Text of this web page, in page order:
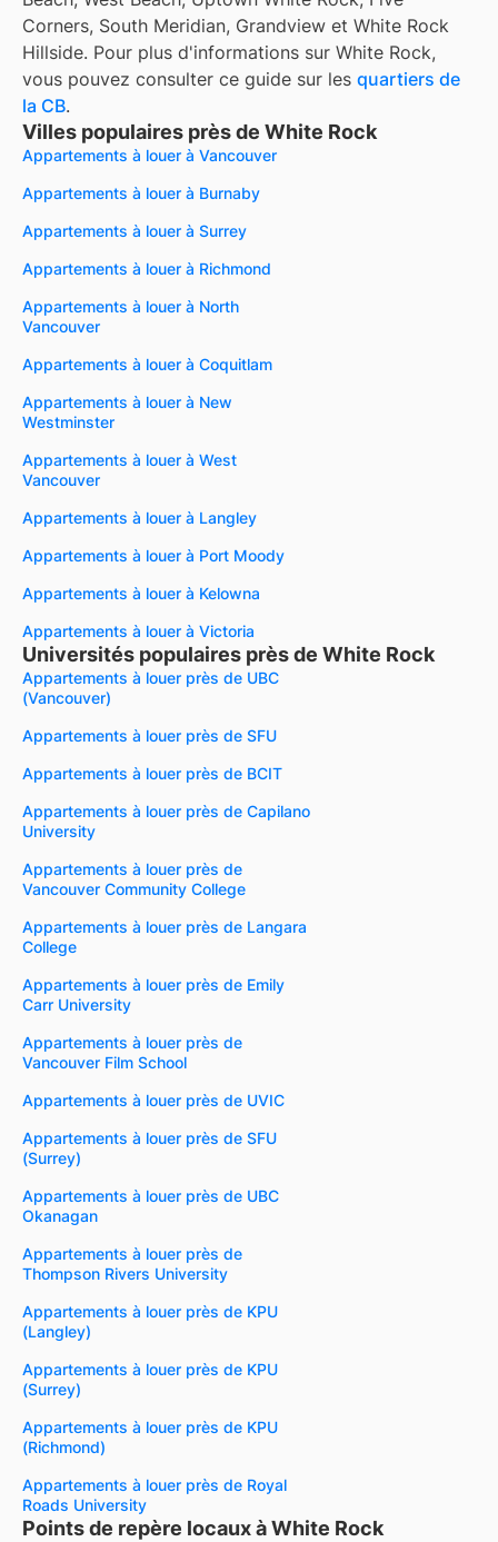
Corners, South Meridian, Grandview et White Rock
Hillside. Pour plus d'informations sur White Rock,
vous pouvez consulter ce guide sur les quartiers de
la CB.
Villes populaires près de White Rock
Appartements à louer à Vancouver
Appartements à louer à Burnaby
Appartements à louer à Surrey
Appartements à louer à Richmond
Appartements à louer à North
Vancouver
Appartements à louer à Coquitlam
Appartements à louer à New
Westminster
Appartements à louer à West
Vancouver
Appartements à louer à Langley
Appartements à louer à Port Moody
Appartements à louer à Kelowna
Appartements à louer à Victoria
Universités populaires près de White Rock
Appartements à louer près de UBC
(Vancouver)
Appartements à louer près de SFU
Appartements à louer près de BCIT
Appartements à louer près de Capilano
University
Appartements à louer près de
Vancouver Community College
Appartements à louer près de Langara
College
Appartements à louer près de Emily
Carr University
Appartements à louer près de
Vancouver Film School
Appartements à louer près de UVIC
Appartements à louer près de SFU
(Surrey)
Appartements à louer près de UBC
Okanagan
Appartements à louer près de
Thompson Rivers University
Appartements à louer près de KPU
(Langley)
Appartements à louer près de KPU
(Surrey)
Appartements à louer près de KPU
(Richmond)
Appartements à louer près de Royal
Roads University
Points de repère locaux à White Rock